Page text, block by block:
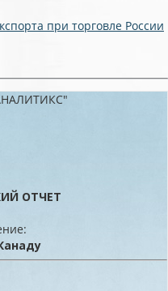
при торговле России
ОТЧЕТ